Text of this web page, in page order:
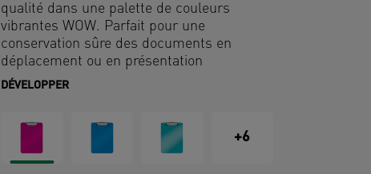
qualité dans une palette de couleurs
vibrantes WOW. Parfait pour une
conservation sûre des documents en
déplacement ou en présentation
DÉVELOPPER
+6